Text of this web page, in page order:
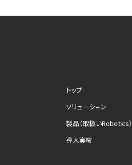
トップ
ソリューション
製品（取扱いRobotics）
導入実績